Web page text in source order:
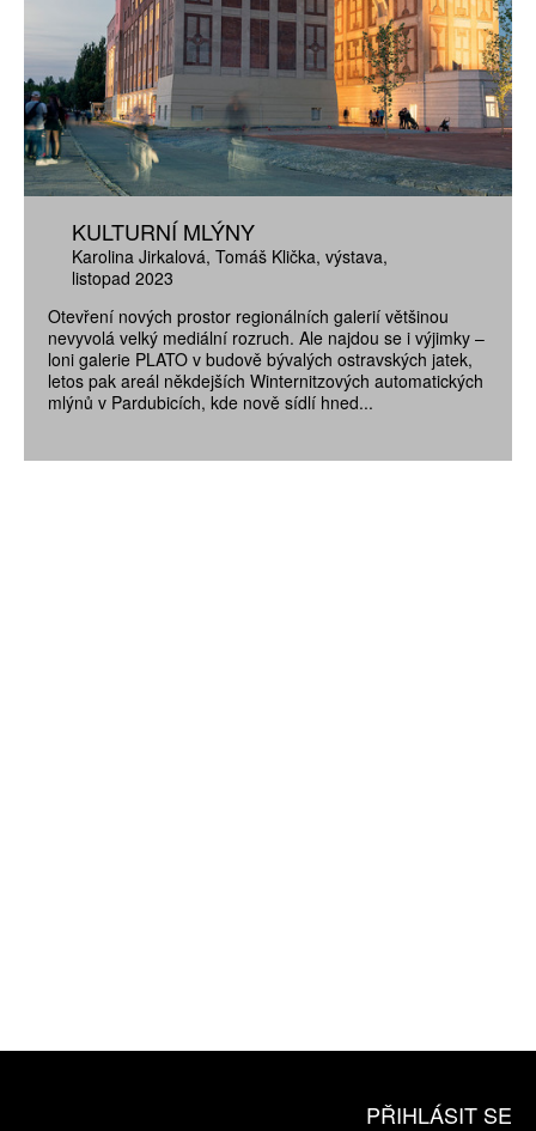
KULTURNÍ MLÝNY
Karolina Jirkalová Tomáš Klička výstava
listopad 2023
Otevření nových prostor regionálních galerií většinou
nevyvolá velký mediální rozruch. Ale najdou se i výjimky –
loni galerie PLATO v budově bývalých ostravských jatek,
letos pak areál někdejších Winternitzových automatických
mlýnů v Pardubicích, kde nově sídlí hned...
PŘIHLÁSIT SE